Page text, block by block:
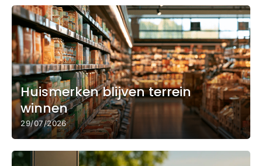
Huismerken blijven terrein
winnen
29/07/2026